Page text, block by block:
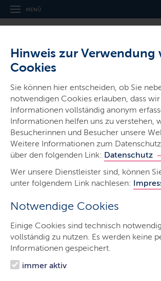
Hinweis zur Verwendung
Cookies
Sie können hier entscheiden, ob Sie
notwendigen Cookies erlauben, dass
Informationen vollständig anonym
Informationen helfen uns zu verstehen,
Besucherinnen und Besucher unsere
Weitere Informationen zum
über den folgenden Link: Datenschutz
Wer unsere Dienstleister sind, können
unter folgendem Link nachlesen:
Notwendige Cookies
Einige Cookies sind technisch
vollständig zu nutzen. Es werden keine
Informationen gespeichert.
immer aktiv
MENÜ
Landgericht Kiel
Gerichte & Justizbehörden
Start
Das Gericht
Aufgaben
Besucher & Service